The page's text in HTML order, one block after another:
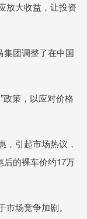
放大收益，让投资
团调整了在中国
策，以应对价格
引起市场热议，
后的裸车价约17万
场竞争加剧。